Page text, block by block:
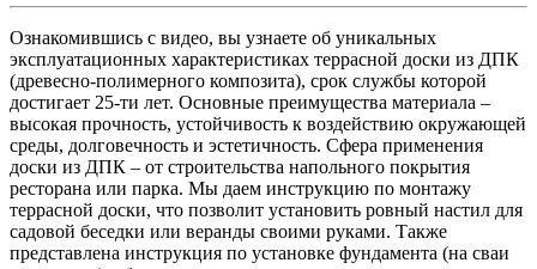
Ознакомившись с видео, вы узнаете об уникальных
эксплуатационных характеристиках террасной доски из ДПК
(древесно-полимерного композита), срок службы которой
достигает 25-ти лет. Основные преимущества материала –
высокая прочность, устойчивость к воздействию окружающей
среды, долговечность и эстетичность. Сфера применения
доски из ДПК – от строительства напольного покрытия
ресторана или парка. Мы даем инструкцию по монтажу
террасной доски, что позволит установить ровный настил для
садовой беседки или веранды своими руками. Также
представлена инструкция по установке фундамента (на сваи